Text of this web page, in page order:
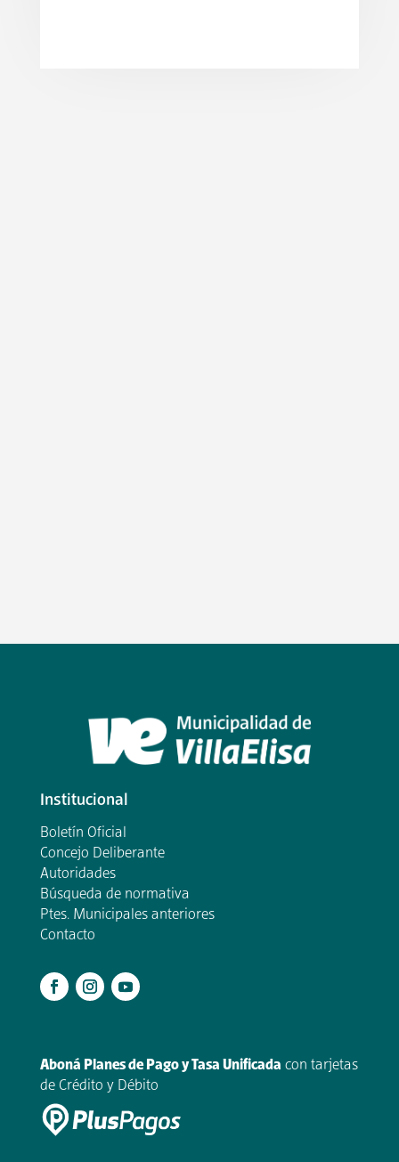
Institucional
Boletín Oficial
Concejo Deliberante
Autoridades
Búsqueda de normativa
Ptes. Municipales anteriores
Contacto
Aboná Planes de Pago y Tasa Unificada con tarjetas
de Crédito y Débito